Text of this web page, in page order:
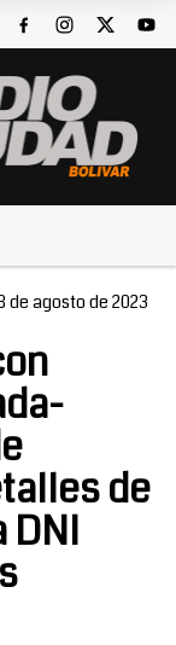
de agosto de 2023
de
DNI